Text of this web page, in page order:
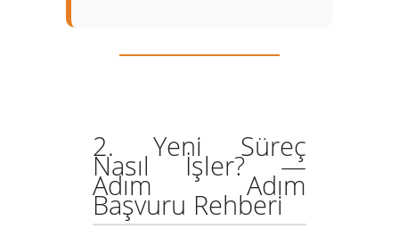
2. Yeni Süreç
Nasıl İşler? —
Adım Adım
Başvuru Rehberi